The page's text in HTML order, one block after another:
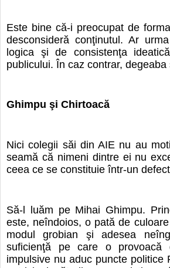
Este bine că-i preocupat de
desconsideră conţinutul. Ar
logica şi de consistenţa
publicului. În caz contrar,
Ghimpu şi Chirtoacă
Nici colegii săi din AIE nu au
seamă că nimeni dintre ei nu
ceea ce se constituie într-un
Să-l luăm pe Mihai Ghimpu.
este, neîndoios, o pată de
modul grobian şi adesea
suficienţă pe care o
impulsive nu aduc puncte